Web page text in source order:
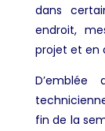
dans
endroit,
projet et en
D’emblée
fin de la